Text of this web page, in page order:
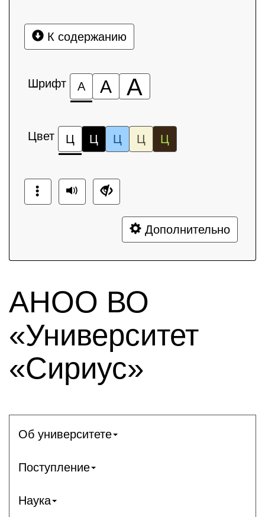
К содержанию
Шрифт А А А
Цвет Ц Ц Ц Ц Ц
Дополнительно
АНОО ВО
«Университет
«Сириус»
Об университете
Поступление
Наука